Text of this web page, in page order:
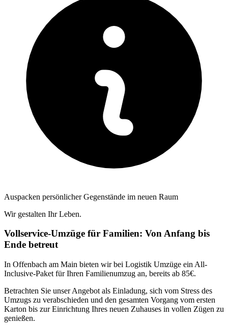
Auspacken persönlicher Gegenstände im neuen Raum
Wir gestalten Ihr Leben.
Vollservice-Umzüge für Familien: Von Anfang bis
Ende betreut
In Offenbach am Main bieten wir bei Logistik Umzüge ein All-
Inclusive-Paket für Ihren Familienumzug an, bereits ab 85€.
Betrachten Sie unser Angebot als Einladung, sich vom Stress des
Umzugs zu verabschieden und den gesamten Vorgang vom ersten
Karton bis zur Einrichtung Ihres neuen Zuhauses in vollen Zügen zu
genießen.